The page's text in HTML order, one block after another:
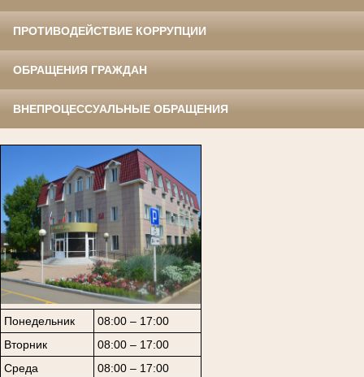
ПРОТИВОДЕЙСТВИЕ КОРРУПЦИИ
ОБРАЩЕНИЯ ГРАЖДАН
ВНЕПРОЦЕССУАЛЬНЫЕ ОБРАЩЕНИЯ
Понедельник
08:00 – 17:00
Вторник
08:00 – 17:00
Среда
08:00 – 17:00